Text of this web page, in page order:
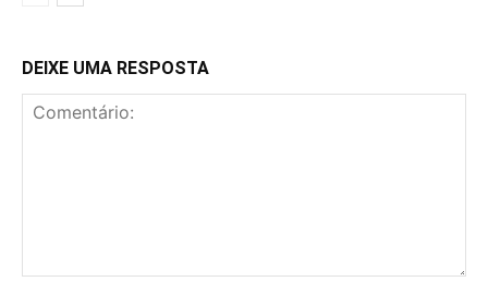
DEIXE UMA RESPOSTA